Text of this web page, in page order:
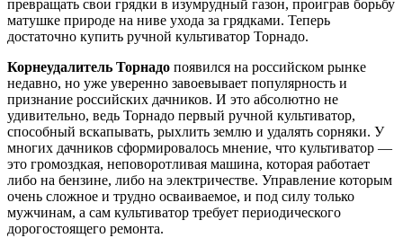
превращать свои грядки в изумрудный газон, проиграв борьбу
матушке природе на ниве ухода за грядками. Теперь
достаточно купить ручной культиватор Торнадо.
Корнеудалитель Торнадо появился на российском рынке
недавно, но уже уверенно завоевывает популярность и
признание российских дачников. И это абсолютно не
удивительно, ведь Торнадо первый ручной культиватор,
способный вскапывать, рыхлить землю и удалять сорняки. У
многих дачников сформировалось мнение, что культиватор —
это громоздкая, неповоротливая машина, которая работает
либо на бензине, либо на электричестве. Управление которым
очень сложное и трудно осваиваемое, и под силу только
мужчинам, а сам культиватор требует периодического
дорогостоящего ремонта.